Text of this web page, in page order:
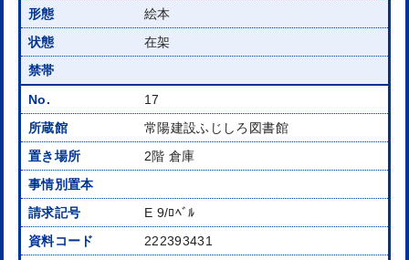
絵本
在架
17
常陽建設ふじしろ図書館
2階 倉庫
E 9/ﾛﾍﾞﾙ
222393431